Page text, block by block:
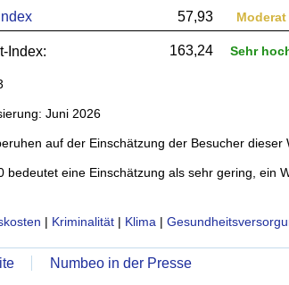
57,93 Moderat
Index: 163,24 Sehr
Juni 2026
auf der Einschätzung der Besucher dieser
bedeutet eine Einschätzung als sehr gering, ein
| Kriminalität | Klima |
Numbeo in der Presse